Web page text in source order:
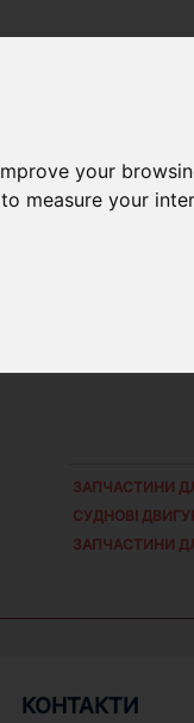
your
to measure your
ЗАПЧАСТИНИ
СУДНОВІ
ЗАПЧАСТИНИ
КОНТАКТИ